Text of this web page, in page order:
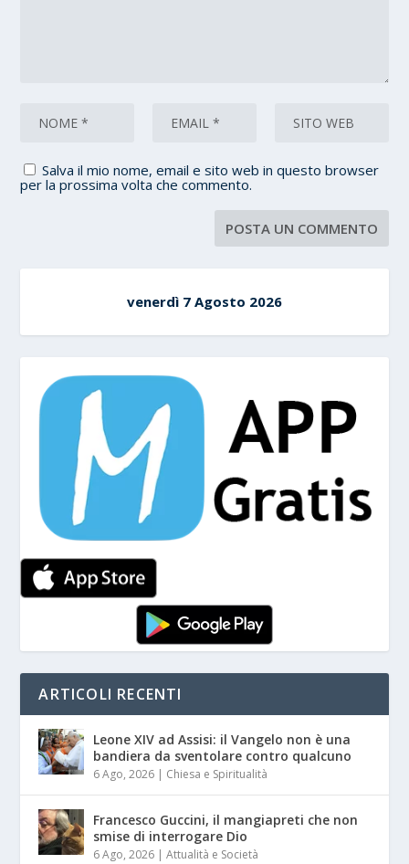
Salva il mio nome, email e sito web in questo browser
per la prossima volta che commento.
venerdì 7 Agosto 2026
ARTICOLI RECENTI
Leone XIV ad Assisi: il Vangelo non è una
bandiera da sventolare contro qualcuno
6 Ago, 2026 | Chiesa e Spiritualità
Francesco Guccini, il mangiapreti che non
smise di interrogare Dio
6 Ago, 2026 |Attualità e Società